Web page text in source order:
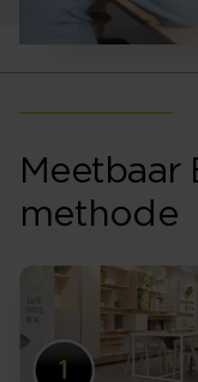
Meetbaar
methode